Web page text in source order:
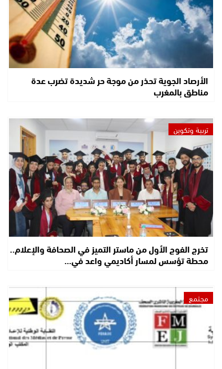
الأرصاد الجوية تحذر من موجة حر شديدة تضرب عدة
مناطق بالمغرب
تربية وتكوين
تخرج الفوج الأول من ماستر التميز في الصحافة والإعلام..
محطة تؤسس لمسار أكاديمي واعد في…
مجتمع